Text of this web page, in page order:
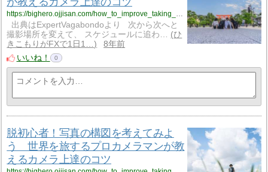
https://bighero.ojjisan.com/how_to_improve_taking_travel_photo_keeping_priority_time/
出典はExpertVagabondoより 次から次へと
撮影場所を変えて、 スケジュールに追わ…
ひ
きこもりがFXで1日1…
8年前
いいね！
0
脱初心者！写真の構図を考えてみよ
う 世界を旅するプロカメラマンが教
えるカメラ上達のコツ